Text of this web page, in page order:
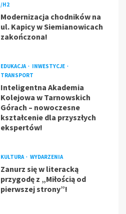
/H2
Modernizacja chodników na
ul. Kapicy w Siemianowicach
zakończona!
EDUKACJA
INWESTYCJE
TRANSPORT
Inteligentna Akademia
Kolejowa w Tarnowskich
Górach – nowoczesne
kształcenie dla przyszłych
ekspertów!
KULTURA WYDARZENIA
Zanurz się w literacką
przygodę z „Miłością od
pierwszej strony”!